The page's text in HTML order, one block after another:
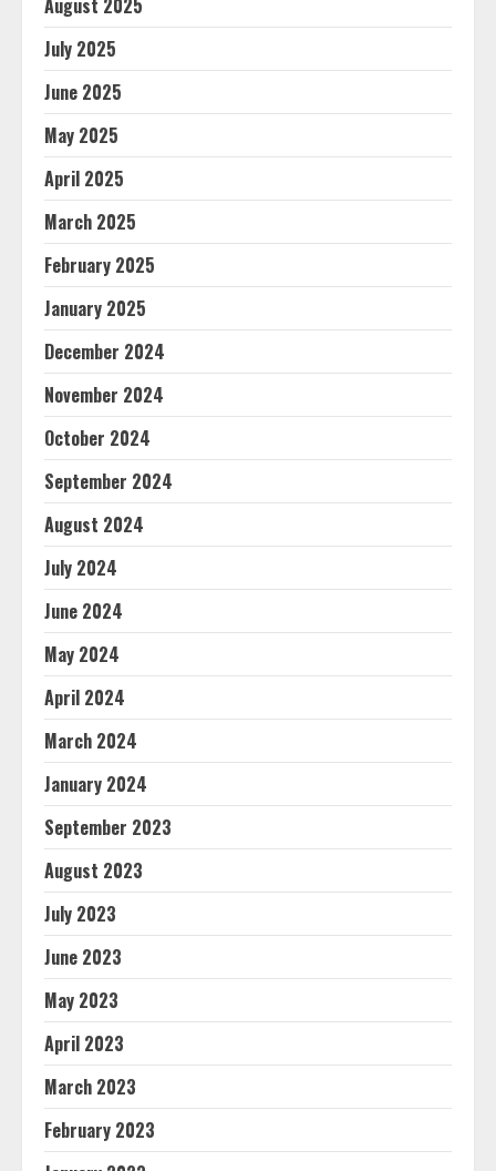
August 2025
July 2025
June 2025
May 2025
April 2025
March 2025
February 2025
January 2025
December 2024
November 2024
October 2024
September 2024
August 2024
July 2024
June 2024
May 2024
April 2024
March 2024
January 2024
September 2023
August 2023
July 2023
June 2023
May 2023
April 2023
March 2023
February 2023